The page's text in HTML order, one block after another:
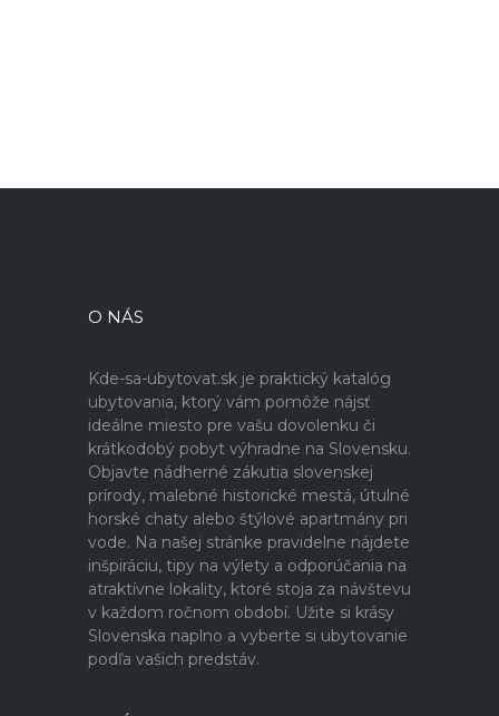
O NÁS
Kde-sa-ubytovat.sk je praktický katalóg
ubytovania, ktorý vám pomôže nájsť
ideálne miesto pre vašu dovolenku či
krátkodobý pobyt výhradne na Slovensku.
Objavte nádherné zákutia slovenskej
prírody, malebné historické mestá, útulné
horské chaty alebo štýlové apartmány pri
vode. Na našej stránke pravidelne nájdete
inšpiráciu, tipy na výlety a odporúčania na
atraktívne lokality, ktoré stoja za návštevu
v každom ročnom období. Užite si krásy
Slovenska naplno a vyberte si ubytovanie
podľa vašich predstáv.